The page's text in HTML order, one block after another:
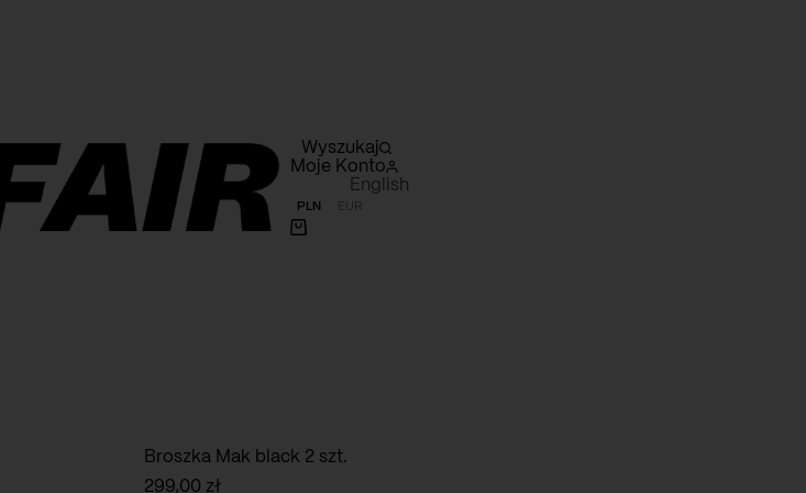
Wyszukaj
Moje Konto
English
PLN EUR
Koszyk
Broszka Mak black 2 szt.
299,00 zł